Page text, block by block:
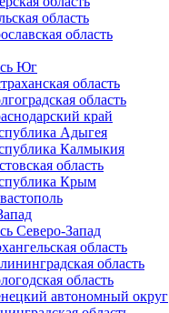
область
область
Юг
область
область
край
Адыгея
Калмыкия
область
Крым
Северо-Запад
область
область
область
автономный округ